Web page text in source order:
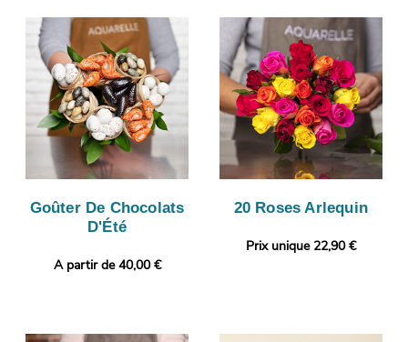
Goûter De Chocolats
D'Été
A partir de 40,00 €
20 Roses Arlequin
Prix unique 22,90 €